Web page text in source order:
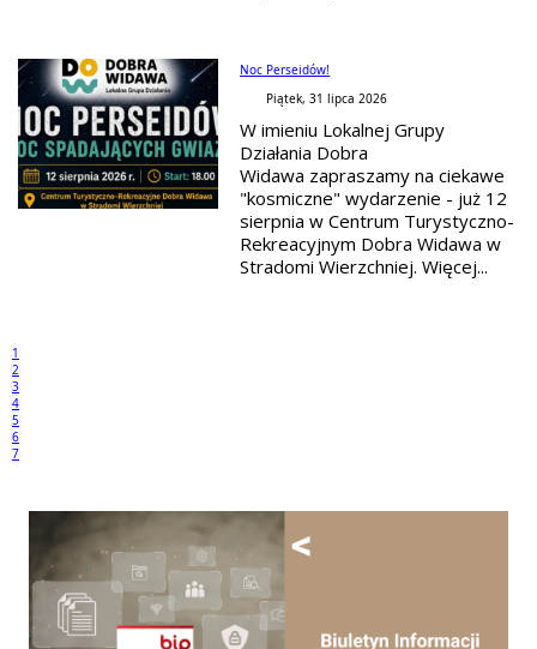
Noc Perseidów!
Piątek, 31 lipca 2026
W imieniu Lokalnej Grupy
Działania Dobra
Widawa zapraszamy na ciekawe
"kosmiczne" wydarzenie - już 12
sierpnia w Centrum Turystyczno-
Rekreacyjnym Dobra Widawa w
Stradomi Wierzchniej. Więcej...
1
2
3
4
5
6
7